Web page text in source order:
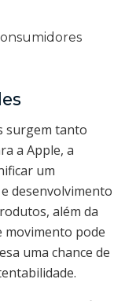
surgem tanto
a Apple, a
um
desenvolvimento
além da
movimento pode
uma chance de